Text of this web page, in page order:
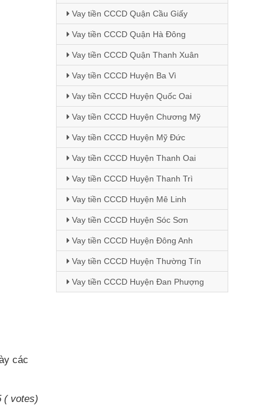
các
( votes)
Vay tiền CCCD Quận Cầu Giấy
Vay tiền CCCD Quận Hà Đông
Vay tiền CCCD Quận Thanh Xuân
Vay tiền CCCD Huyện Ba Vì
Vay tiền CCCD Huyện Quốc Oai
Vay tiền CCCD Huyện Chương Mỹ
Vay tiền CCCD Huyện Mỹ Đức
Vay tiền CCCD Huyện Thanh Oai
Vay tiền CCCD Huyện Thanh Trì
Vay tiền CCCD Huyện Mê Linh
Vay tiền CCCD Huyện Sóc Sơn
Vay tiền CCCD Huyện Đông Anh
Vay tiền CCCD Huyện Thường Tín
Vay tiền CCCD Huyện Đan Phượng